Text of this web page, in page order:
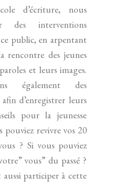
d’écriture, nous
des interventions
public, en arpentant
rencontre des jeunes
et leurs images.
également des
d’enregistrer leurs
pour la jeunesse
pouviez revivre vos 20
? Si vous pouviez
vous” du passé ?
participer à cette